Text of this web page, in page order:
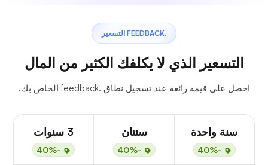
.FEEDBACK التسعير
التسعير الذي لا يكلفك الكثير من المال
احصل على قيمة رائعة عند تسجيل نطاق .feedback الخاص بك.
سنة واحدة
-40%
سنتان
-40%
3 سنوات
-40%